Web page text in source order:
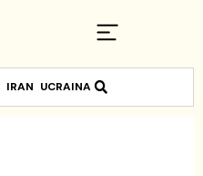
IRAN UCRAINA